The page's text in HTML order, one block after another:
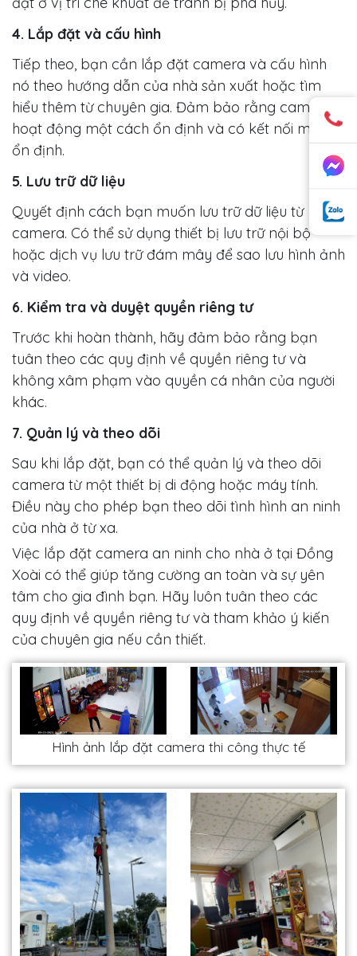
4. Lắp đặt và cấu hình
Tiếp theo, bạn cần lắp đặt camera và cấu hình
nó theo hướng dẫn của nhà sản xuất hoặc tìm
hiểu thêm từ chuyên gia. Đảm bảo rằng camera
hoạt động một cách ổn định và có kết nối mạng
ổn định.
5. Lưu trữ dữ liệu
Quyết định cách bạn muốn lưu trữ dữ liệu từ
camera. Có thể sử dụng thiết bị lưu trữ nội bộ
hoặc dịch vụ lưu trữ đám mây để sao lưu hình ảnh
và video.
6. Kiểm tra và duyệt quyền riêng tư
Trước khi hoàn thành, hãy đảm bảo rằng bạn
tuân theo các quy định về quyền riêng tư và
không xâm phạm vào quyền cá nhân của người
khác.
7. Quản lý và theo dõi
Sau khi lắp đặt, bạn có thể quản lý và theo dõi
camera từ một thiết bị di động hoặc máy tính.
Điều này cho phép bạn theo dõi tình hình an ninh
của nhà ở từ xa.
Việc lắp đặt camera an ninh cho nhà ở tại Đồng
Xoài có thể giúp tăng cường an toàn và sự yên
tâm cho gia đình bạn. Hãy luôn tuân theo các
quy định về quyền riêng tư và tham khảo ý kiến
của chuyên gia nếu cần thiết.
Hình ảnh lắp đặt camera thi công thực tế